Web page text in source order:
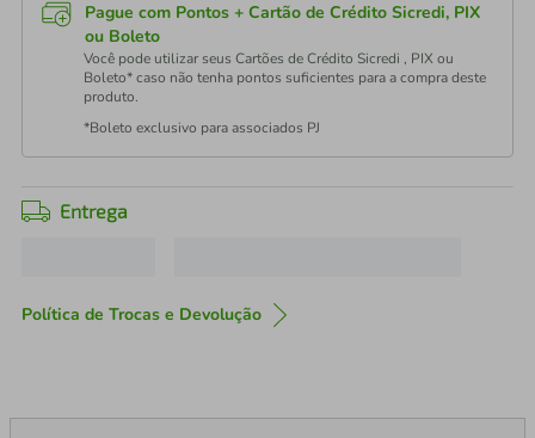
Pague com Pontos + Cartão de Crédito Sicredi, PIX
ou Boleto
Você pode utilizar seus Cartões de Crédito Sicredi , PIX ou
Boleto* caso não tenha pontos suficientes para a compra deste
produto.
*Boleto exclusivo para associados PJ
Entrega
Política de Trocas e Devolução